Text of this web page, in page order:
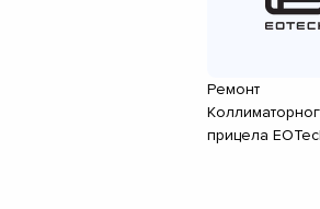
Ремонт
прицела